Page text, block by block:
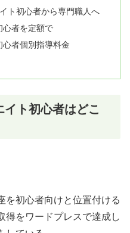
ト初心者から専門職人へ
心者を定額で
者個別指導料金
ト初心者はどこ
を初心者向けと位置付ける
得をワードプレスで達成し